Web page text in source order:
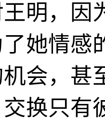
明，因
她情感
会，甚
换只有